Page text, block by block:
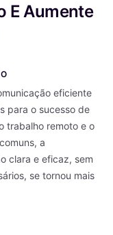
E Aumente
eficiente
para o sucesso de
trabalho remoto e o
a
clara e eficaz, sem
se tornou mais